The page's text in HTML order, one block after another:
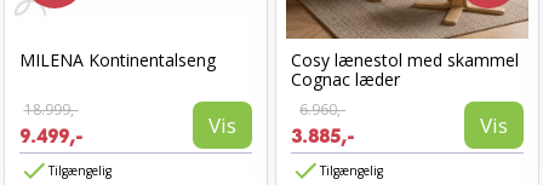
MILENA Kontinentalseng
18.999,-
9.499,- Vis
Tilgængelig
Cosy lænestol med skammel
Cognac læder
6.960,-
3.885,- Vis
Tilgængelig